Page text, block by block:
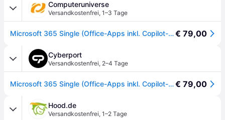
Computeruniverse
Versandkostenfrei, 1–3 Tage
Microsoft 365 Single (Office-Apps inkl. Copilot-KI und 1TB Cloudspeicher) | Download & Produktschlüssel€ 79,00
Cyberport
Versandkostenfrei, 2–4 Tage
Microsoft 365 Single (Office-Apps inkl. Copilot-KI und 1TB Cloudspeicher) | Download & Produktschlüssel€ 79,00
Hood.de
Versandkostenfrei, 1–2 Tage